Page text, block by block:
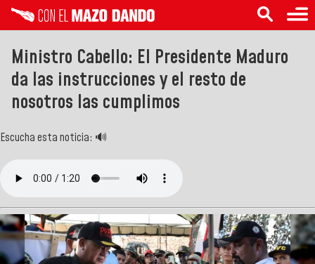
Ministro Cabello: El Presidente Maduro
da las instrucciones y el resto de
nosotros las cumplimos
Escucha esta noticia: 🔊